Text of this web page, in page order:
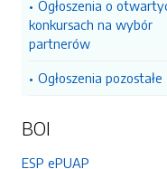
Ogłoszenia o
konkursach na wybór
partnerów
Ogłoszenia pozostałe
BOI
ESP ePUAP